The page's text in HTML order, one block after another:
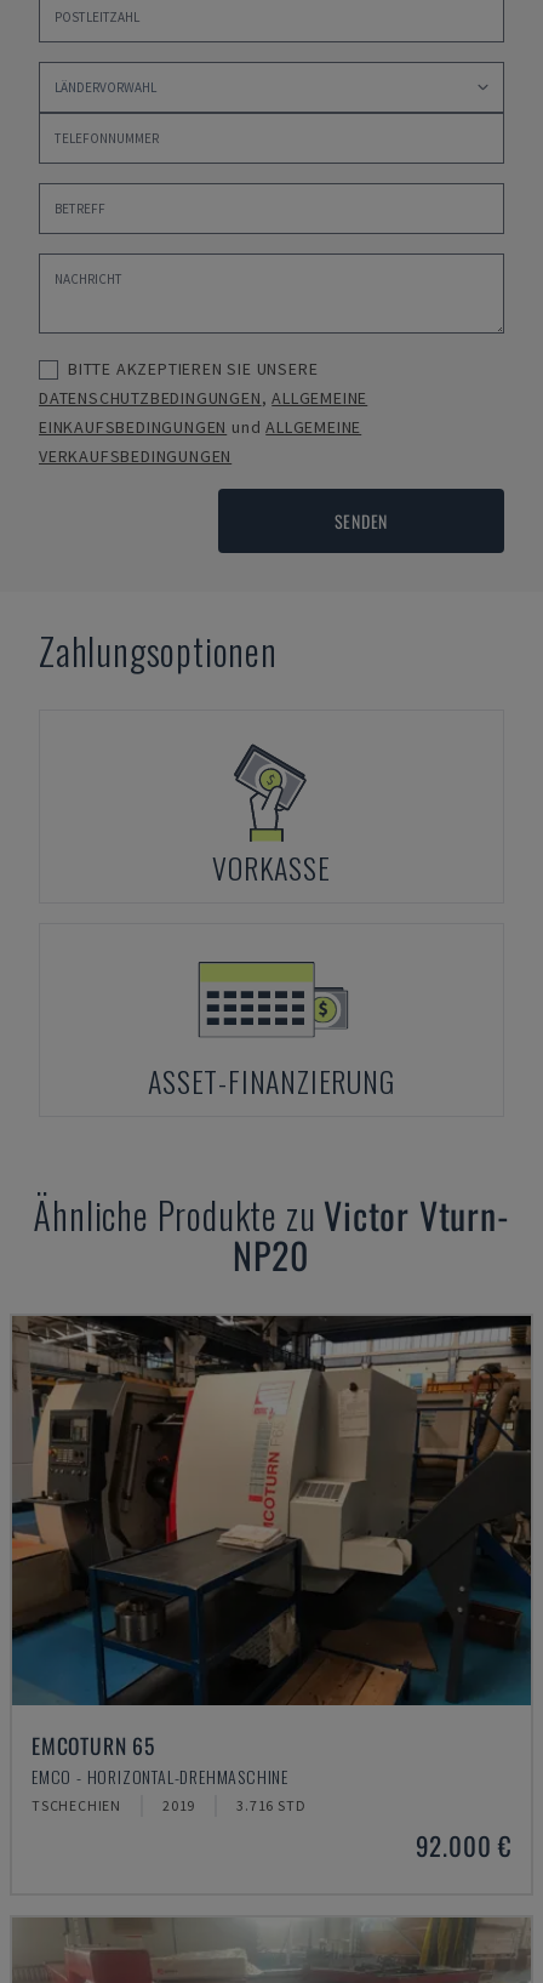
BITTE AKZEPTIEREN SIE UNSERE
DATENSCHUTZBEDINGUNGEN,ALLGEMEINE
EINKAUFSBEDINGUNGEN undALLGEMEINE
VERKAUFSBEDINGUNGEN
SENDEN
Zahlungsoptionen
VORKASSE
ASSET-FINANZIERUNG
Ähnliche Produkte zu Victor Vturn-
NP20
EMCOTURN 65
EMCO - HORIZONTAL-DREHMASCHINE
TSCHECHIEN 2019 3.716 STD
92.000 €